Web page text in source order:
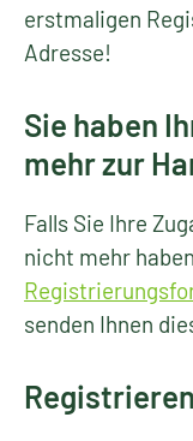
erstmaligen
Adresse!
Sie haben
mehr zur
Falls Sie Ihre
nicht mehr
senden Ihnen